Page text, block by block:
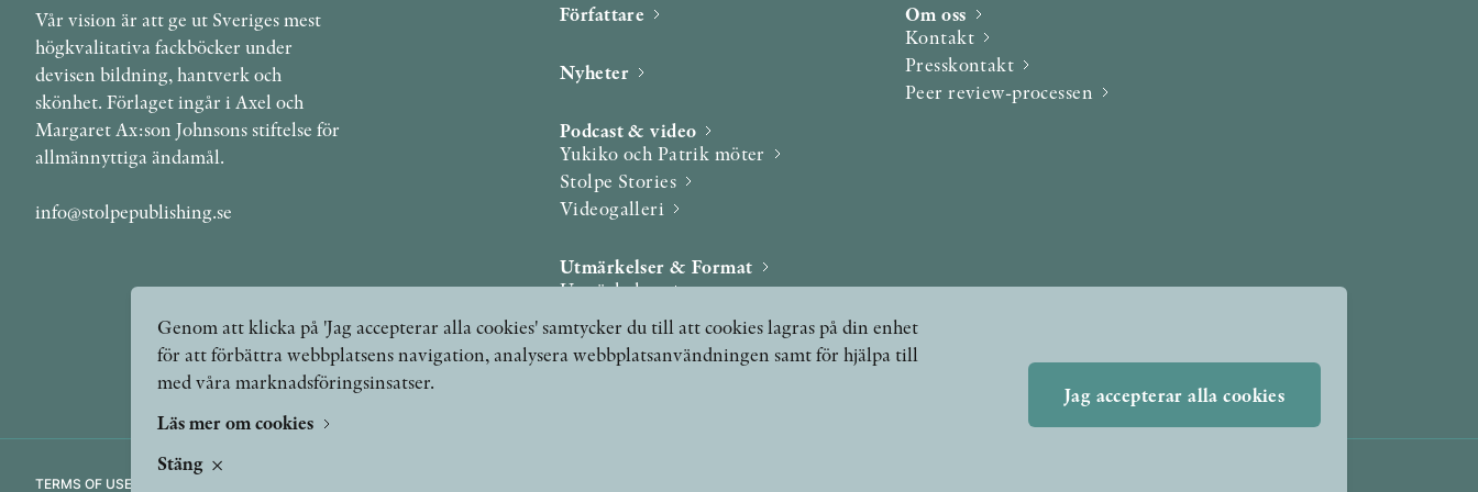
Vår vision är att ge ut Sveriges mest
högkvalitativa fackböcker under
devisen bildning, hantverk och
skönhet. Förlaget ingår i Axel och
Margaret Ax:son Johnsons stiftelse för
allmännyttiga ändamål.
info@stolpepublishing.se
Författare
Nyheter
Podcast & video
Yukiko och Patrik möter
Stolpe Stories
Videogalleri
Utmärkelser & Format
Utmärkelser
Övriga format
Om oss
Kontakt
Presskontakt
Peer review-processen
TERMS OF USE
Genom att klicka på 'Jag accepterar alla cookies' samtycker du till att cookies lagras på din enhet
för att förbättra webbplatsens navigation, analysera webbplatsanvändningen samt för hjälpa till
med våra marknadsföringsinsatser.
Läs mer om cookies
Stäng
Jag accepterar alla cookies